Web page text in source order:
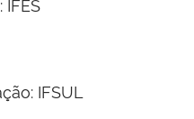
IFES
IFSUL